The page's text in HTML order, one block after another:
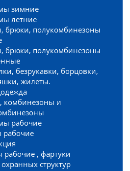
зимние
летние
брюки, полукомбинезоны
брюки, полукомбинезоны
безрукавки, борцовки,
жилеты.
комбинезоны и
рабочие
рабочие
рабочие , фартуки
структур